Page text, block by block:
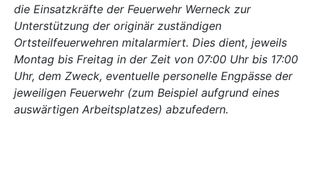
die Einsatzkräfte der Feuerwehr Werneck zur
Unterstützung der originär zuständigen
Ortsteilfeuerwehren mitalarmiert. Dies dient, jeweils
Montag bis Freitag in der Zeit von 07:00 Uhr bis 17:00
Uhr, dem Zweck, eventuelle personelle Engpässe der
jeweiligen Feuerwehr (zum Beispiel aufgrund eines
auswärtigen Arbeitsplatzes) abzufedern.